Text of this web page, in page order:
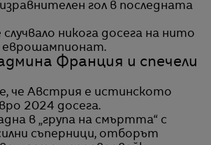
гол в последната
случвало никога досега на нито
еврошампионат.
Франция и спечели
че Австрия е истинското
2024 досега.
в „група на смъртта“ с
съперници, отборът